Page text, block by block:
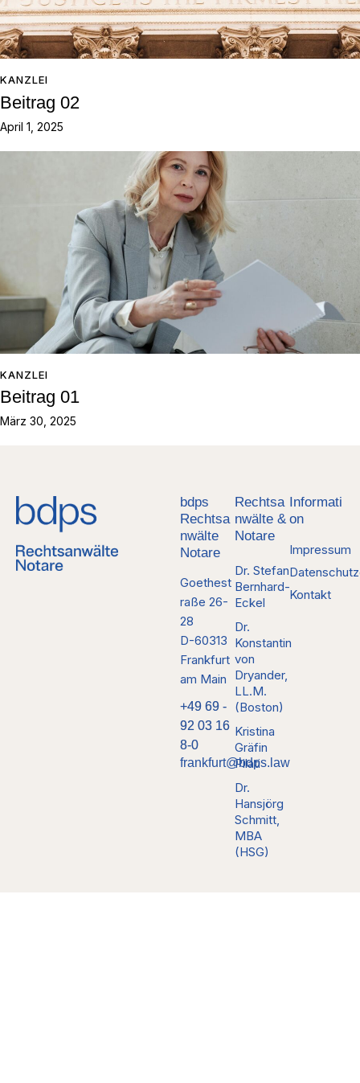
KANZLEI
Beitrag 02
April 1, 2025
KANZLEI
Beitrag 01
März 30, 2025
bdps
Rechtsa
nwälte
Notare
Goethest
raße 26-
28
D-60313
Frankfurt
am Main
+49 69 -
92 03 16
8-0
frankfurt@bdps.law
Rechtsa
nwälte &
Notare
Dr. Stefan
Bernhard-
Eckel
Dr.
Konstantin
von
Dryander,
LL.M.
(Boston)
Kristina
Gräfin
Pilati
Dr.
Hansjörg
Schmitt,
MBA
(HSG)
Informati
on
Impressum
Kontakt